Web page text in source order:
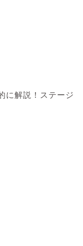
に解説！ステージ